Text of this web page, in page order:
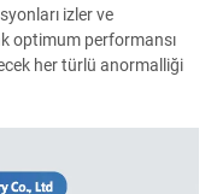
izler ve
optimum performansı
her türlü anormalliği